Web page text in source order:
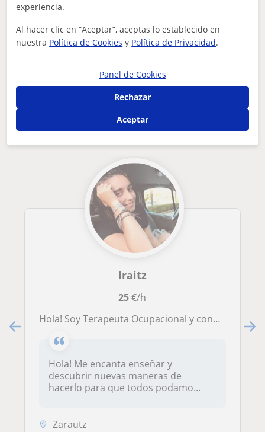
Otros profesores de Problemas de
aprendizaje en Pasaia que pueden
Iraitz
25€/h
Hola! Soy Terapeuta Ocupacional y conmigo cada uno aprendera de la manera personalizada
Hola! Me encanta enseñar y
descubrir nuevas maneras de
hacerlo para que todos podamo...
Zarautz
experiencia.
Al hacer clic en “Aceptar”, aceptas lo establecido en
nuestra Política de Cookies y Política de Privacidad.
Panel de Cookies
Rechazar
Aceptar